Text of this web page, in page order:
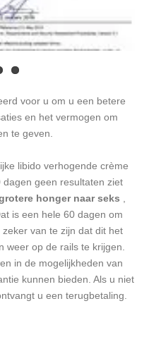
voor u om u een betere
en het vermogen om
te geven.
libido verhogende crème
geen resultaten ziet
honger naar seks
is een hele 60 dagen om
zeker van te zijn dat dit het
weer op de rails te krijgen.
in de mogelijkheden van
kunnen bieden. Als u niet
u een terugbetaling.